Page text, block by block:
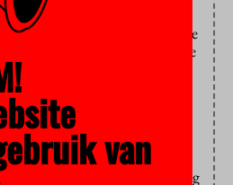
vrijdagochtend nog niets te
advocaat van BON. “Maar we
vertrouwen tegemoet”, aldus
sinds 2003 een
echt een meerwaarde in
door de advocaat van BON
heeft nog geen dagvaarding
van